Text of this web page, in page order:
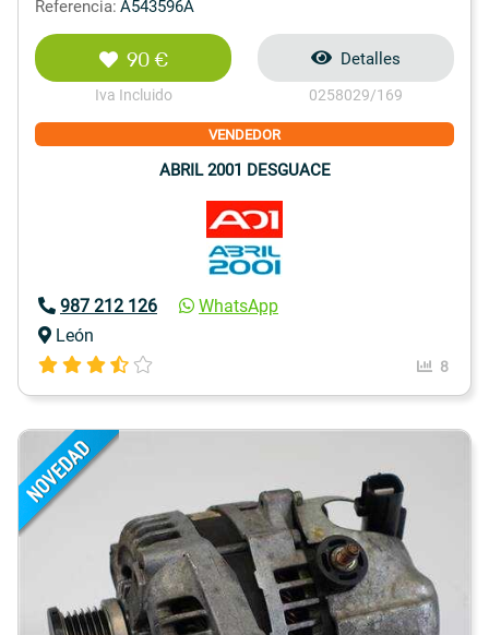
Referencia: A543596A
90 €
Iva Incluido
Detalles
0258029/169
VENDEDOR
ABRIL 2001 DESGUACE
987 212 126
WhatsApp
León
8